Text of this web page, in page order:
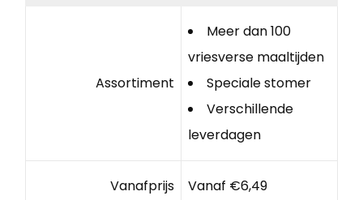
Assortiment
Meer dan 100
vriesverse maaltijden
Speciale stomer
Verschillende
leverdagen
Vanafprijs Vanaf €6,49